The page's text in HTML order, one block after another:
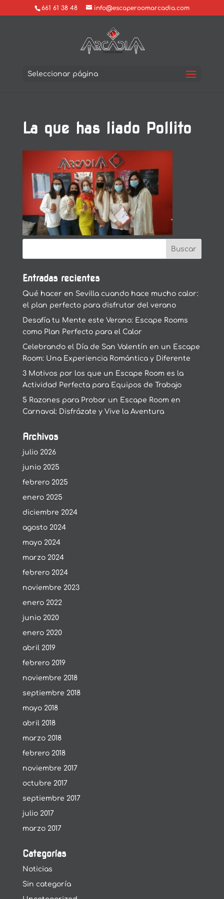
661 61 38 48 info@escaperoomarcadia.com
Seleccionar página
La que has liado Pollito
Entradas recientes
Qué hacer en Sevilla cuando hace mucho calor:
el plan perfecto para disfrutar del verano
Desafía tu Mente este Verano: Escape Rooms
como Plan Perfecto para el Calor
Celebrando el Día de San Valentín en un Escape
Room: Una Experiencia Romántica y Diferente
3 Motivos por los que un Escape Room es la
Actividad Perfecta para Equipos de Trabajo
5 Razones para Probar un Escape Room en
Carnaval: Disfrázate y Vive la Aventura
Archivos
julio 2026
junio 2025
febrero 2025
enero 2025
diciembre 2024
agosto 2024
mayo 2024
marzo 2024
febrero 2024
noviembre 2023
enero 2022
junio 2020
enero 2020
abril 2019
febrero 2019
noviembre 2018
septiembre 2018
mayo 2018
abril 2018
marzo 2018
febrero 2018
noviembre 2017
octubre 2017
septiembre 2017
julio 2017
marzo 2017
Categorías
Noticias
Sin categoría